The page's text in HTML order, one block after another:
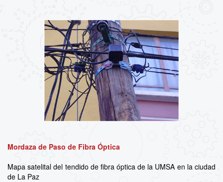
Mordaza de Paso de Fibra Óptica
Mapa satelital del tendido de fibra óptica de la UMSA en la ciudad
de La Paz